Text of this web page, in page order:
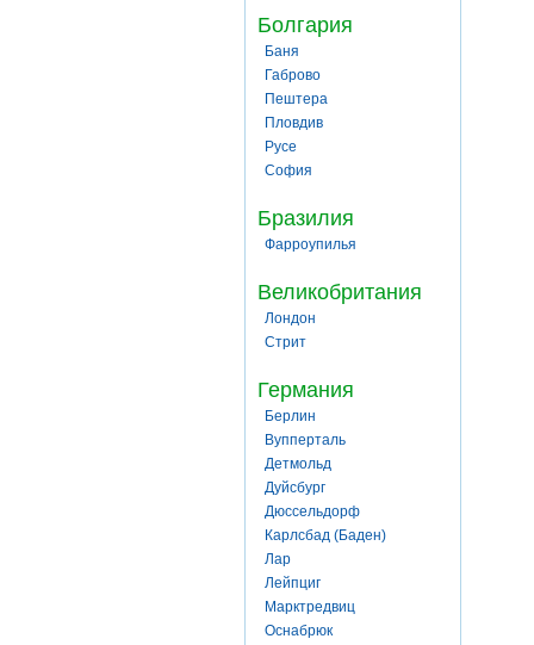
Болгария
Баня
Габрово
Пештера
Пловдив
Русе
София
Бразилия
Фарроупилья
Великобритания
Лондон
Стрит
Германия
Берлин
Вупперталь
Детмольд
Дуйсбург
Дюссельдорф
Карлсбад (Баден)
Лар
Лейпциг
Марктредвиц
Оснабрюк